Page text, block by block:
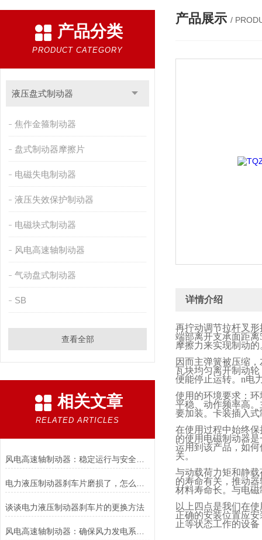
产品分类
PRODUCT CATEGORY
液压盘式制动器
焦作金箍制动器
盘式制动器摩擦片
电磁失电制动器
液压失效保护制动器
电磁块式制动器
风电高速轴制动器
气动盘式制动器
SB
查看全部
相关文章
RELATED ARTICLES
谈谈电力液压制动器刹车片的更换方法
产品展示 /
详情介绍
再拧动调节拉杆叉
端部离开支承面距离
摩擦力来实现制动
因而主弹簧被压缩
瓦块均匀离开制动
便能停止运转。 n电
使用的环境要求：环
平稳、动作频率高
要加装。卡装插入
在使用过程中始终
的使用电磁制动器
运用到该产品，如
关。
与动载荷力矩和静
的寿命有关，推动
材料寿命长。与电
以上四点是我们在
正确的安装位置应
止等状态工作的设